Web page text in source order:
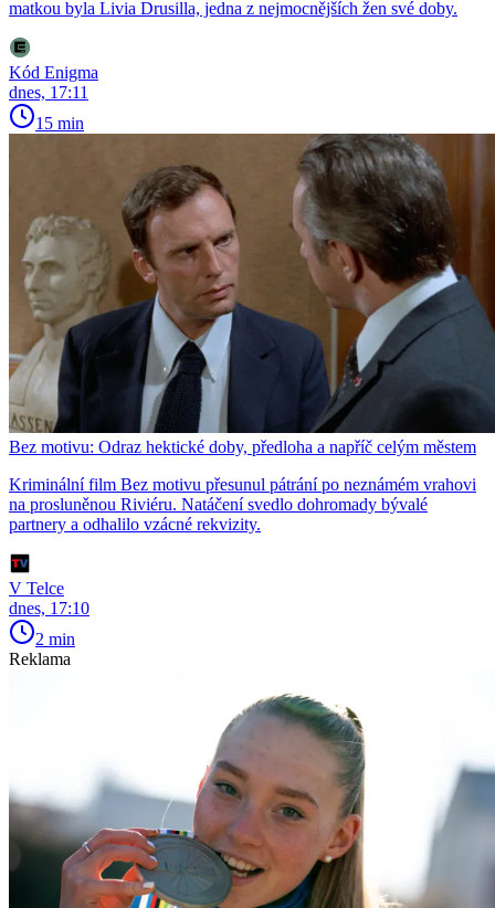
matkou byla Livia Drusilla, jedna z nejmocnějších žen své doby.
Kód Enigma
dnes, 17:11
15 min
Bez motivu: Odraz hektické doby, předloha a napříč celým městem
Kriminální film Bez motivu přesunul pátrání po neznámém vrahovi
na prosluněnou Riviéru. Natáčení svedlo dohromady bývalé
partnery a odhalilo vzácné rekvizity.
V Telce
dnes, 17:10
2 min
Reklama